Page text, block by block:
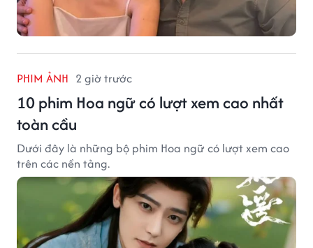
PHIM ẢNH 2 giờ trước
10 phim Hoa ngữ có lượt xem cao nhất
toàn cầu
Dưới đây là những bộ phim Hoa ngữ có lượt xem cao
trên các nền tảng.